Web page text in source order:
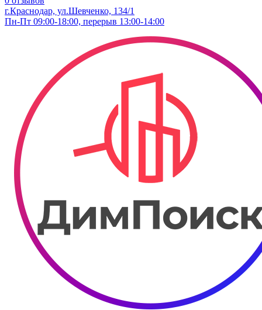
г.Краснодар, ул.Шевченко, 134/1
Пн-Пт 09:00-18:00, перерыв 13:00-14:00